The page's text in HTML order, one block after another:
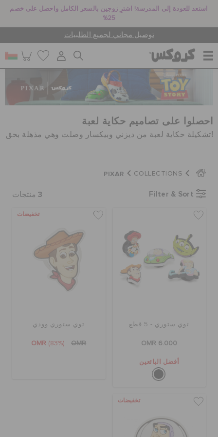
استعد للعودة إلى المدرسة! اشترِ زوجين بالسعر الكامل واحصل على خصم
25%
توصيل مجاني لجميع الطلبيات
للنساء
للرجال
جيبيتز تشارمز
تنزيلات
تسجيل الدخول / اشتراك
قائمة الامنيات
حالة الطلبية
احصلوا على تصاميم حكاية لعبة
!تشكيلة حكاية لعبة من ديزني وبيكسار وصلت وهي مذهلة بحق
COLLECTIONS
PIXAR
Filter & Sort
3 منتجات
توي ستوري - 5 قطع
OMR 6.000
أفضل البائعين
تخفيضات
توي ستوري وودي
OMR (83%) OMR
تخفيضات